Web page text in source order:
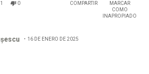
1 0 COMPARTIR
MARCAR
COMO
INAPROPIADO
16 DE ENERO DE 2025